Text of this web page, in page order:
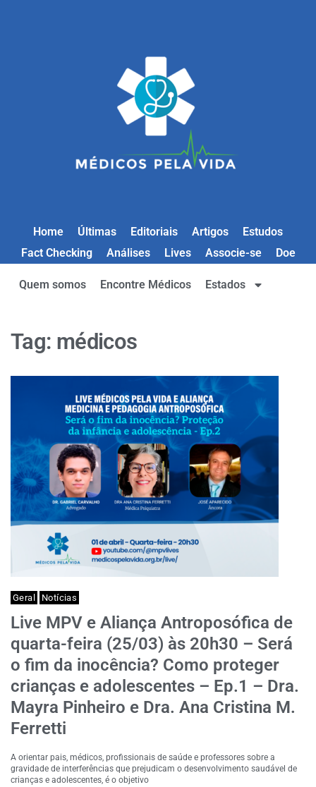
Home Últimas Editoriais Artigos
Estudos
Fact Checking
Análises Lives Associe-se Doe
Quem somos Encontre Médicos Estados
Tag: médicos
Geral Notícias
Live MPV e Aliança Antroposófica de
quarta-feira (25/03) às 20h30 – Será
o fim da inocência? Como proteger
crianças e adolescentes – Ep.1 – Dra.
Mayra Pinheiro e Dra. Ana Cristina M.
Ferretti
A orientar pais, médicos, profissionais de saúde e professores sobre a
gravidade de interferências que prejudicam o desenvolvimento saudável de
crianças e adolescentes, é o objetivo